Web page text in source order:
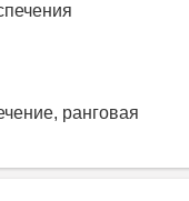
ранговая